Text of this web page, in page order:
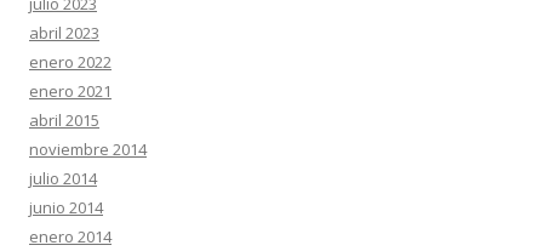
abril 2023
enero 2022
enero 2021
abril 2015
noviembre 2014
julio 2014
junio 2014
enero 2014